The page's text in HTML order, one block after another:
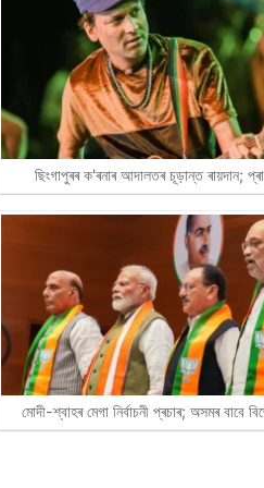
ছিংগাপুৰৰ ক'ৰনাৰ আদালতৰ চূড়ান্ত ৰায়দান;
মোদী-শ্বাহৰ মেগা নিৰ্বাচনী প্ৰচাৰ; অসমৰ বাবে